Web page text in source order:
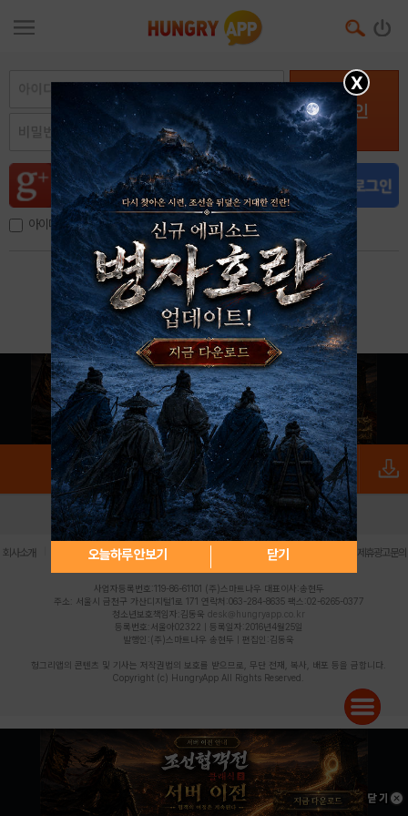
로그인
아이디, 이메일 저장
아이디 / 비밀번호 찾기 회원가입
X
오늘하루 안보기 닫기
로그인 PC버전 전체앱
회사소개 | 개인정보 처리방침 불법촬영물 신고센터 제휴광고문의
사업자등록번호:119-86-61101 (주)스마트나우 대표이사:송현두
주소: 서울시 금천구 가산디지털1로 171 연락처:063-284-8635 팩스:02-6265-0377
청소년보호책임자:김동욱 desk@hungryapp.co.kr
등록번호:서울아02322 | 등록일자:2016년4월25일
발행인:(주)스마트나우 송현두 | 편집인:김동욱
헝그리앱의 콘텐츠 및 기사는 저작권법의 보호를 받으므로, 무단 전재, 복사, 배포 등을 금합니다.
Copyright (c) HungryApp All Rights Reserved.